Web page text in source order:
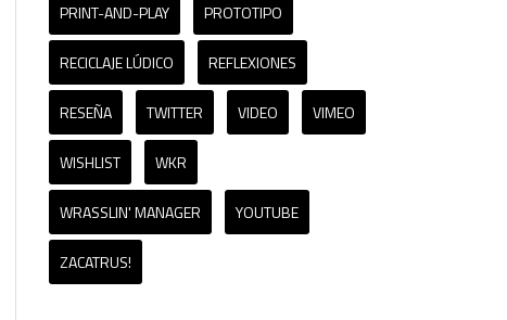
PRINT-AND-PLAY PROTOTIPO
RECICLAJE LÚDICO REFLEXIONES
RESEÑA TWITTER VIDEO VIMEO
WISHLIST WKR
WRASSLIN' MANAGER YOUTUBE
ZACATRUS!